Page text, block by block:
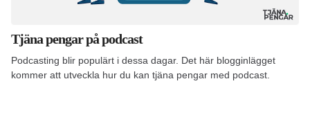
Tjäna pengar på podcast
Podcasting blir populärt i dessa dagar. Det här blogginlägget
kommer att utveckla hur du kan tjäna pengar med podcast.